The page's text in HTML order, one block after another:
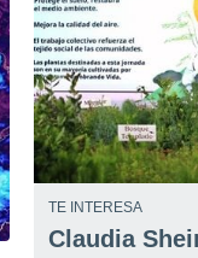
TE INTERESA
Claudia